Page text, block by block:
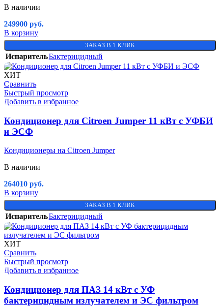
В наличии
249900 руб.
В корзину
ЗАКАЗ В 1 КЛИК
ИспарительБактерицидный
ХИТ
Сравнить
Быстрый просмотр
Добавить в избранное
Кондиционер для Citroen Jumper 11 кВт с УФБИ
и ЭСФ
Кондиционеры на Citroen Jumper
В наличии
264010 руб.
В корзину
ЗАКАЗ В 1 КЛИК
ИспарительБактерицидный
ХИТ
Сравнить
Быстрый просмотр
Добавить в избранное
Кондиционер для ПАЗ 14 кВт с УФ
бактерицидным излучателем и ЭС фильтром